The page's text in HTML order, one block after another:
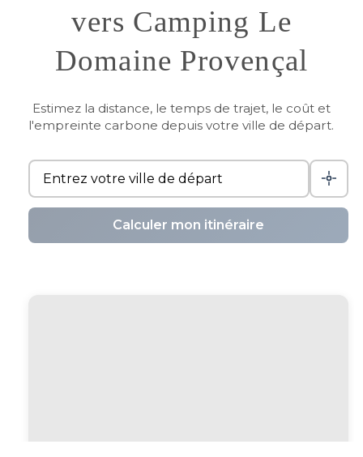
vers Camping Le
Domaine Provençal
Estimez la distance, le temps de trajet, le coût et
l'empreinte carbone depuis votre ville de départ.
Calculer mon itinéraire